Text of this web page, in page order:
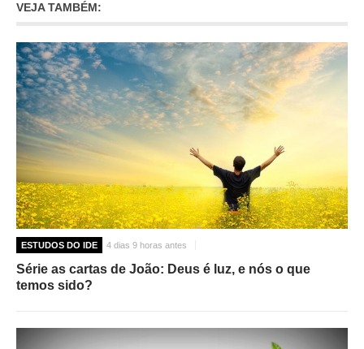
VEJA TAMBÉM:
ESTUDOS DO IDE 4 dias 9 horas antes
Série as cartas de João: Deus é luz, e nós o que
temos sido?